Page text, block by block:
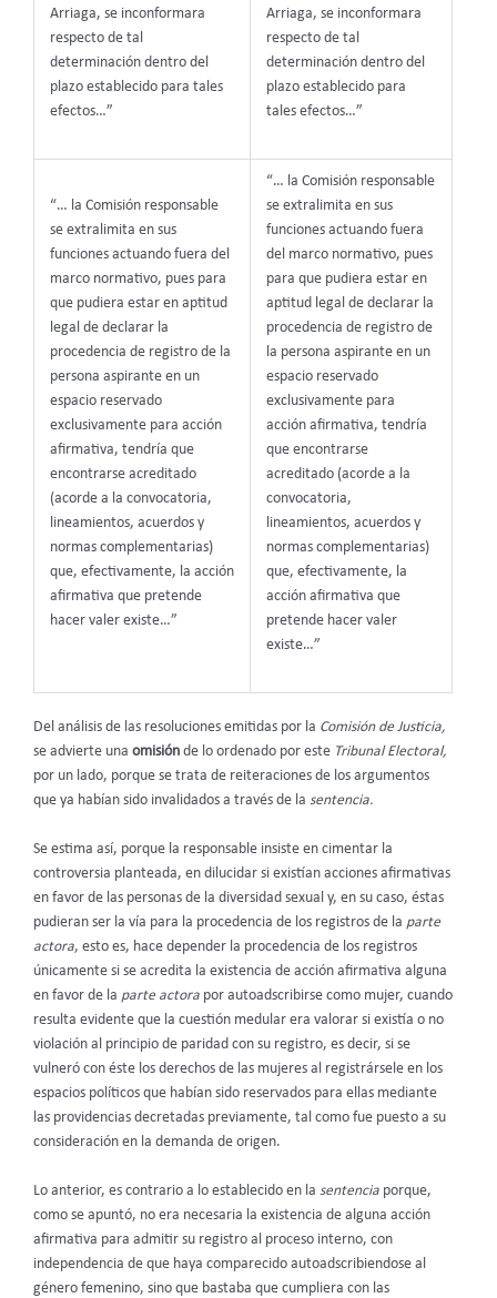
Arriaga, se inconformara
respecto de tal
determinación dentro del
plazo establecido para tales
efectos…”
Arriaga, se inconformara
respecto de tal
determinación dentro del
plazo establecido para
tales efectos…”
“… la Comisión responsable
se extralimita en sus
funciones actuando fuera del
marco normativo, pues para
que pudiera estar en aptitud
legal de declarar la
procedencia de registro de la
persona aspirante en un
espacio reservado
exclusivamente para acción
afirmativa, tendría que
encontrarse acreditado
(acorde a la convocatoria,
lineamientos, acuerdos y
normas complementarias)
que, efectivamente, la acción
afirmativa que pretende
hacer valer existe…”
“… la Comisión responsable
se extralimita en sus
funciones actuando fuera
del marco normativo, pues
para que pudiera estar en
aptitud legal de declarar la
procedencia de registro de
la persona aspirante en un
espacio reservado
exclusivamente para
acción afirmativa, tendría
que encontrarse
acreditado (acorde a la
convocatoria,
lineamientos, acuerdos y
normas complementarias)
que, efectivamente, la
acción afirmativa que
pretende hacer valer
existe…”
Del análisis de las resoluciones emitidas por la Comisión de Justicia,
se advierte una omisión de lo ordenado por este Tribunal Electoral,
por un lado, porque se trata de reiteraciones de los argumentos
que ya habían sido invalidados a través de la sentencia.
Se estima así, porque la responsable insiste en cimentar la
controversia planteada, en dilucidar si existían acciones afirmativas
en favor de las personas de la diversidad sexual y, en su caso, éstas
pudieran ser la vía para la procedencia de los registros de la parte
actora, esto es, hace depender la procedencia de los registros
únicamente si se acredita la existencia de acción afirmativa alguna
en favor de la parte actora por autoadscribirse como mujer, cuando
resulta evidente que la cuestión medular era valorar si existía o no
violación al principio de paridad con su registro, es decir, si se
vulneró con éste los derechos de las mujeres al registrársele en los
espacios políticos que habían sido reservados para ellas mediante
las providencias decretadas previamente, tal como fue puesto a su
consideración en la demanda de origen.
Lo anterior, es contrario a lo establecido en la sentencia porque,
como se apuntó, no era necesaria la existencia de alguna acción
afirmativa para admitir su registro al proceso interno, con
independencia de que haya comparecido autoadscribiendose al
género femenino, sino que bastaba que cumpliera con las